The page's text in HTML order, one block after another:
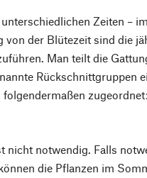
Zeiten –
von der Blütezeit sind die
Man teilt die
Rückschnittgruppen
zugeordnet:
nicht notwendig. Falls
die Pflanzen im